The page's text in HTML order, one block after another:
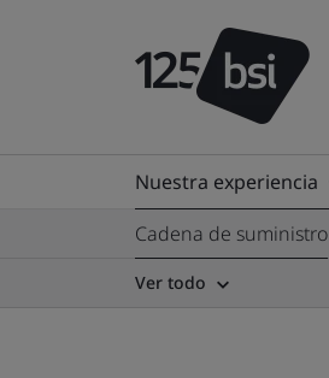
Nuestra experiencia
Cadena de suministro
Ver todo